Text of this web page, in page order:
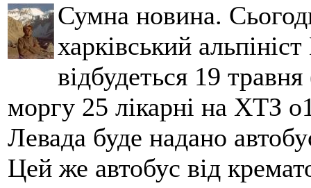
Сумна новина.
харківський
відбудеться 19
моргу 25 лікарні на ХТЗ
Левада буде надано
Цей же автобус від